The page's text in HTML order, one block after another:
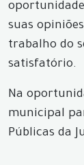
suas
trabalho do
satisfatório.
Na
municipal
Públicas da